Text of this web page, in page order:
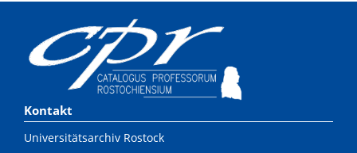
Kontakt
Universitätsarchiv Rostock